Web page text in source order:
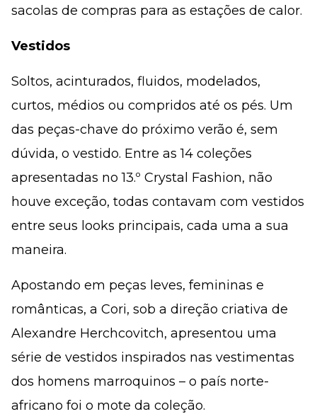
sacolas de compras para as estações de calor.
Vestidos
Soltos, acinturados, fluidos, modelados,
curtos, médios ou compridos até os pés. Um
das peças-chave do próximo verão é, sem
dúvida, o vestido. Entre as 14 coleções
apresentadas no 13.º Crystal Fashion, não
houve exceção, todas contavam com vestidos
entre seus looks principais, cada uma a sua
maneira.
Apostando em peças leves, femininas e
românticas, a Cori, sob a direção criativa de
Alexandre Herchcovitch, apresentou uma
série de vestidos inspirados nas vestimentas
dos homens marroquinos – o país norte-
africano foi o mote da coleção.